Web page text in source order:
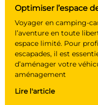
Optimiser l’espace
Voyager en camping-
l’aventure en toute
espace limité. Pour
escapades, il est
d’aménager votre
aménagement
Lire l'article